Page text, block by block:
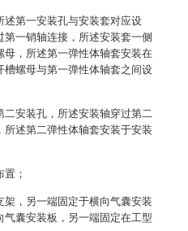
述第一安装孔与安装套对应设
一销轴连接，所述安装套一侧
，所述第一弹性体轴套安装在
螺母与第一弹性体轴套之间设
安装孔，所述安装轴穿过第二
述第二弹性体轴套安装于安装
；
，另一端固定于横向气囊安装
囊安装板，另一端固定在工型